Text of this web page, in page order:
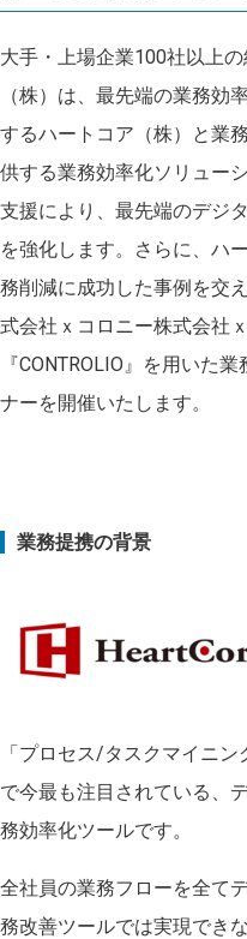
⼤⼿・上場企業100社以上
（株）は、最先端の業務効
するハートコア（株）と業
供する業務効率化ソリュー
支援により、最先端のデジ
を強化します。さらに、ハ
務削減に成功した事例を交
式会社ｘコロニー株式会社
『CONTROLIO』を用いた
ナーを開催いたします。
業務提携の背景
「プロセス/タスクマイニ
で今最も注目されている、
務効率化ツールです。
全社員の業務フローを全て
務改善ツールでは実現でき